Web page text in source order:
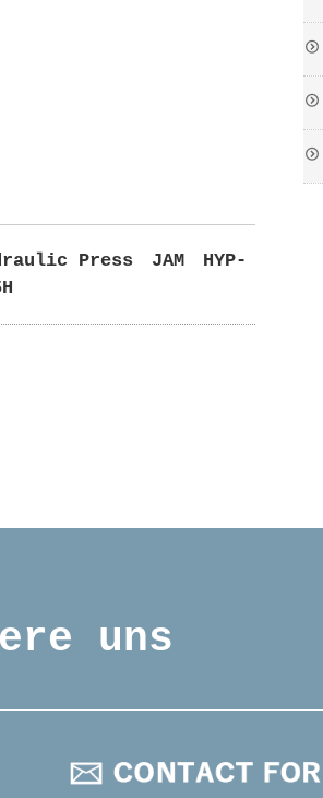
Press JAM HYP-
uns